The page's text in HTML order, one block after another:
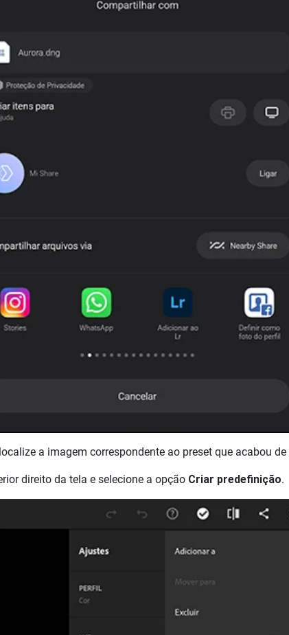
a imagem correspondente ao preset que acabou
direito da tela e selecione a opção Criar predefinição.